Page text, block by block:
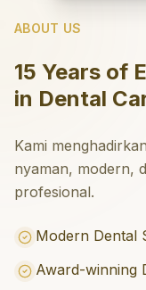
ABOUT US
15 Years of
in Dental
Kami
nyaman, modern,
profesional.
Modern Dental
Award-winning